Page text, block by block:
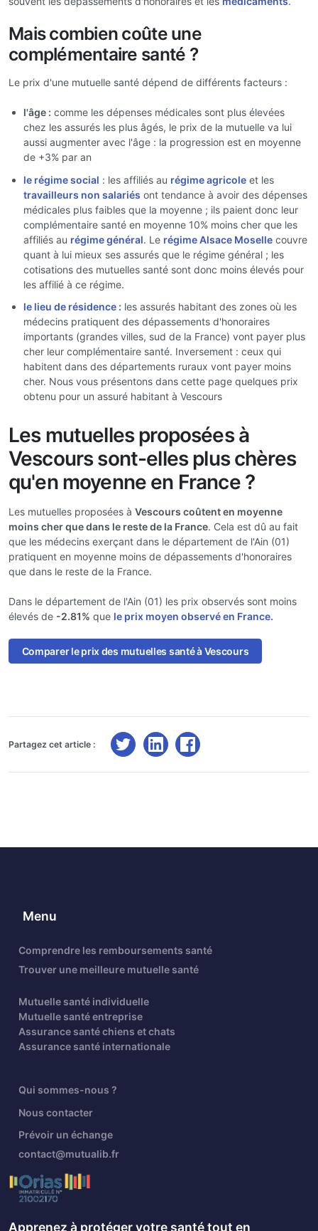
Mais combien coûte une
complémentaire santé ?
Le prix d'une mutuelle santé dépend de différents facteurs :
l'âge : comme les dépenses médicales sont plus élevées
chez les assurés les plus âgés, le prix de la mutuelle va lui
aussi augmenter avec l'âge : la progression est en moyenne
de +3% par an
le régime social : les affiliés au régime agricole et les
travailleurs non salariés ont tendance à avoir des dépenses
médicales plus faibles que la moyenne ; ils paient donc leur
complémentaire santé en moyenne 10% moins cher que les
affiliés au régime général. Le régime Alsace Moselle couvre
quant à lui mieux ses assurés que le régime général ; les
cotisations des mutuelles santé sont donc moins élevés pour
les affilié à ce régime.
le lieu de résidence : les assurés habitant des zones où les
médecins pratiquent des dépassements d'honoraires
importants (grandes villes, sud de la France) vont payer plus
cher leur complémentaire santé. Inversement : ceux qui
habitent dans des départements ruraux vont payer moins
cher. Nous vous présentons dans cette page quelques prix
obtenu pour un assuré habitant à Vescours
Les mutuelles proposées à
Vescours sont-elles plus chères
qu'en moyenne en France ?
Les mutuelles proposées à Vescours coûtent en moyenne
moins cher que dans le reste de la France. Cela est dû au fait
que les médecins exerçant dans le département de l'Ain (01)
pratiquent en moyenne moins de dépassements d'honoraires
que dans le reste de la France.
Dans le département de l'Ain (01) les prix observés sont moins
élevés de -2.81% que le prix moyen observé en France.
Comparer le prix des mutuelles santé à Vescours
Partagez cet article :
Menu
Comprendre les remboursements santé
Trouver une meilleure mutuelle santé
Mutuelle santé individuelle
Mutuelle santé entreprise
Assurance santé chiens et chats
Assurance santé internationale
Qui sommes-nous ?
Nous contacter
Prévoir un échange
contact@mutualib.fr
Apprenez à protéger votre santé tout en